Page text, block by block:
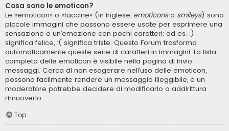
Cosa sono le emoticon?
Le «emoticon» o «faccine» (in inglese, emoticonso smileys) sono
piccole immagini che possono essere usate per esprimere una
sensazione o un’emozione con pochi caratteri; ad es. :)
significa felice, :( significa triste. Questo Forum trasforma
automaticamente queste serie di caratteri in immagini. La lista
completa delle emoticon è visibile nella pagina di invio
messaggi. Cerca di non esagerare nell’uso delle emoticon,
possono facilmente rendere un messaggio illeggibile, e un
moderatore potrebbe decidere di modificarlo o addirittura
rimuoverlo.
Top